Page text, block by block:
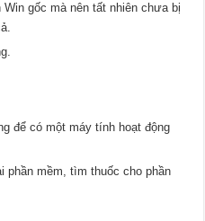
gốc mà nên tất nhiên chưa bị
để có một máy tính hoạt động
phần mềm, tìm thuốc cho phần